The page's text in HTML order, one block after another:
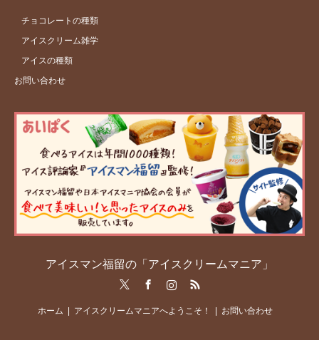
チョコレートの種類
アイスクリーム雑学
アイスの種類
お問い合わせ
アイスマン福留の「アイスクリームマニア」
RSS
ホーム アイスクリームマニアへようこそ！ お問い合わせ